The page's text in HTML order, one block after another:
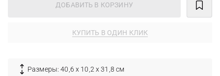
ДОБАВИТЬ В КОРЗИНУ
КУПИТЬ В ОДИН КЛИК
Размеры: 40,6 х 10,2 х 31,8 см